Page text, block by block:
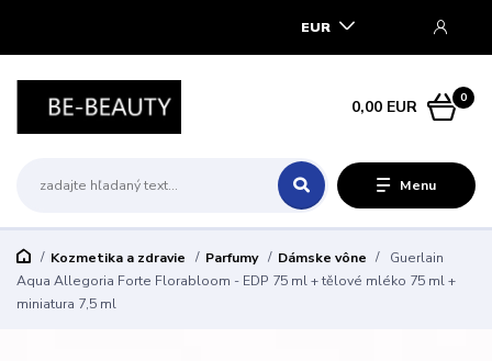
Menu
EUR
0
0,00 EUR
Kozmetika a zdravie Parfumy Dámske vône
Guerlain
Aqua Allegoria Forte Florabloom - EDP 75 ml + tělové mléko 75 ml +
miniatura 7,5 ml